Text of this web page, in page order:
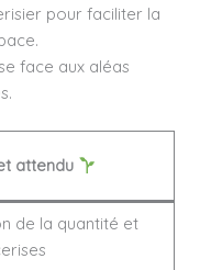
pour faciliter la
face aux aléas
attendu
de la quantité et